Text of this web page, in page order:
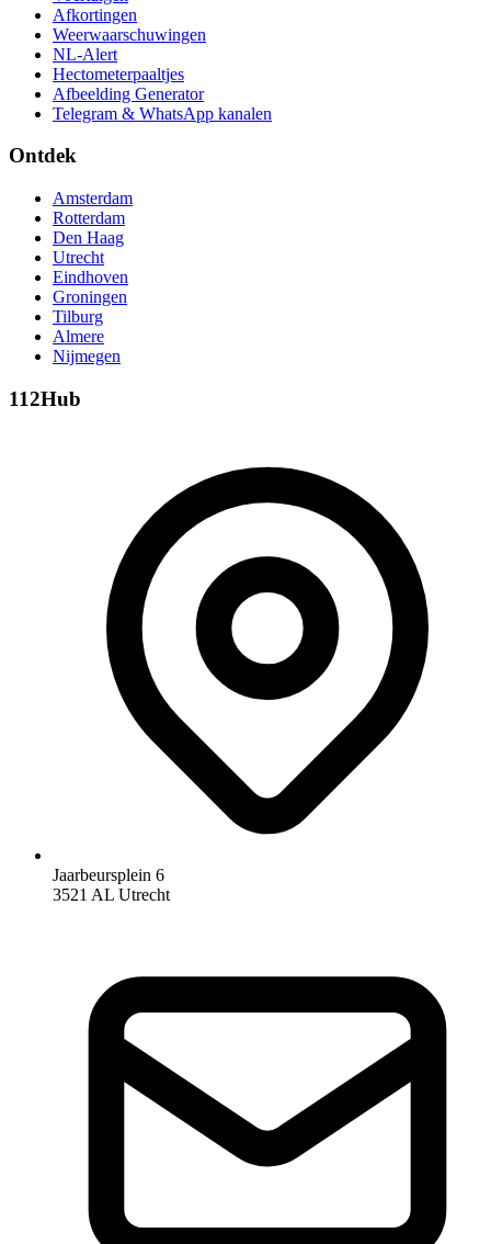
Afkortingen
Weerwaarschuwingen
NL-Alert
Hectometerpaaltjes
Afbeelding Generator
Telegram & WhatsApp kanalen
Ontdek
Amsterdam
Rotterdam
Den Haag
Utrecht
Eindhoven
Groningen
Tilburg
Almere
Nijmegen
112Hub
Jaarbeursplein 6
3521 AL Utrecht